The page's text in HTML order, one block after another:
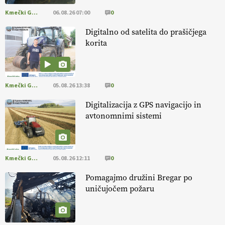
@EUAgri #imcap #cap #blog https://t.co/2sllAmcKwG
[EKOloško = LOGIČNO
prilagojene sorte
so temelj uspešne ekološke pridelave.
https://t.co/OQSsax7l8V @EUAgri #IMCAP #CAP
https://t.co/PAL0zlhVia
[EKOloško = LOGIČNO
aronije
v dobrem desetletju zrasla v uspešno kmetijsko in
podjetniško zgodbo.
#IMCAP #CAP https://t.co/xp1oihBDaJ
[EKOloško = LOGIČNO
v tujini
. Zato je ekološka pridelava odlična priložnost za slovenske
vinarje
. VEČ
https://t.co/XAe9EbeAbK @EUAgri #IMCAP #CAP
Kmečki Glas 06.08.26 07:00 0
Digitalno od satelita do prašičjega
korita
Kmečki Glas 05.08.26 13:38 0
Digitalizacija z GPS navigacijo in
avtonomnimi sistemi
Kmečki Glas 05.08.26 12:11 0
Pomagajmo družini Bregar po
uničujočem požaru